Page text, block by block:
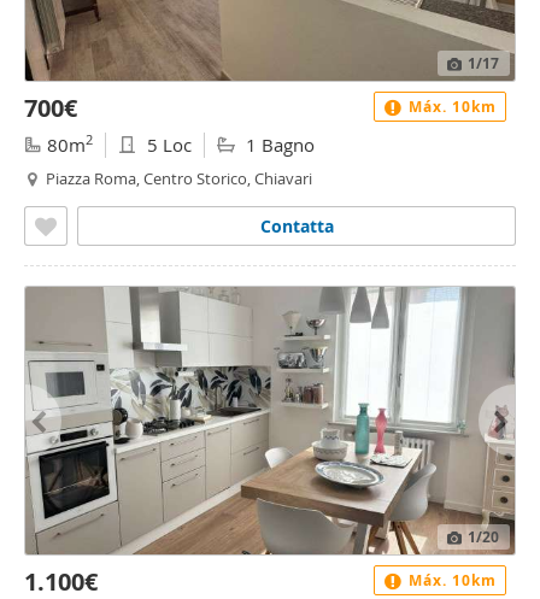
1/17
700€
80m2 5 Loc 1 Bagno
Piazza Roma, Centro Storico, Chiavari
Contatta
Máx. 10km
1/20
1.100€ Máx. 10km